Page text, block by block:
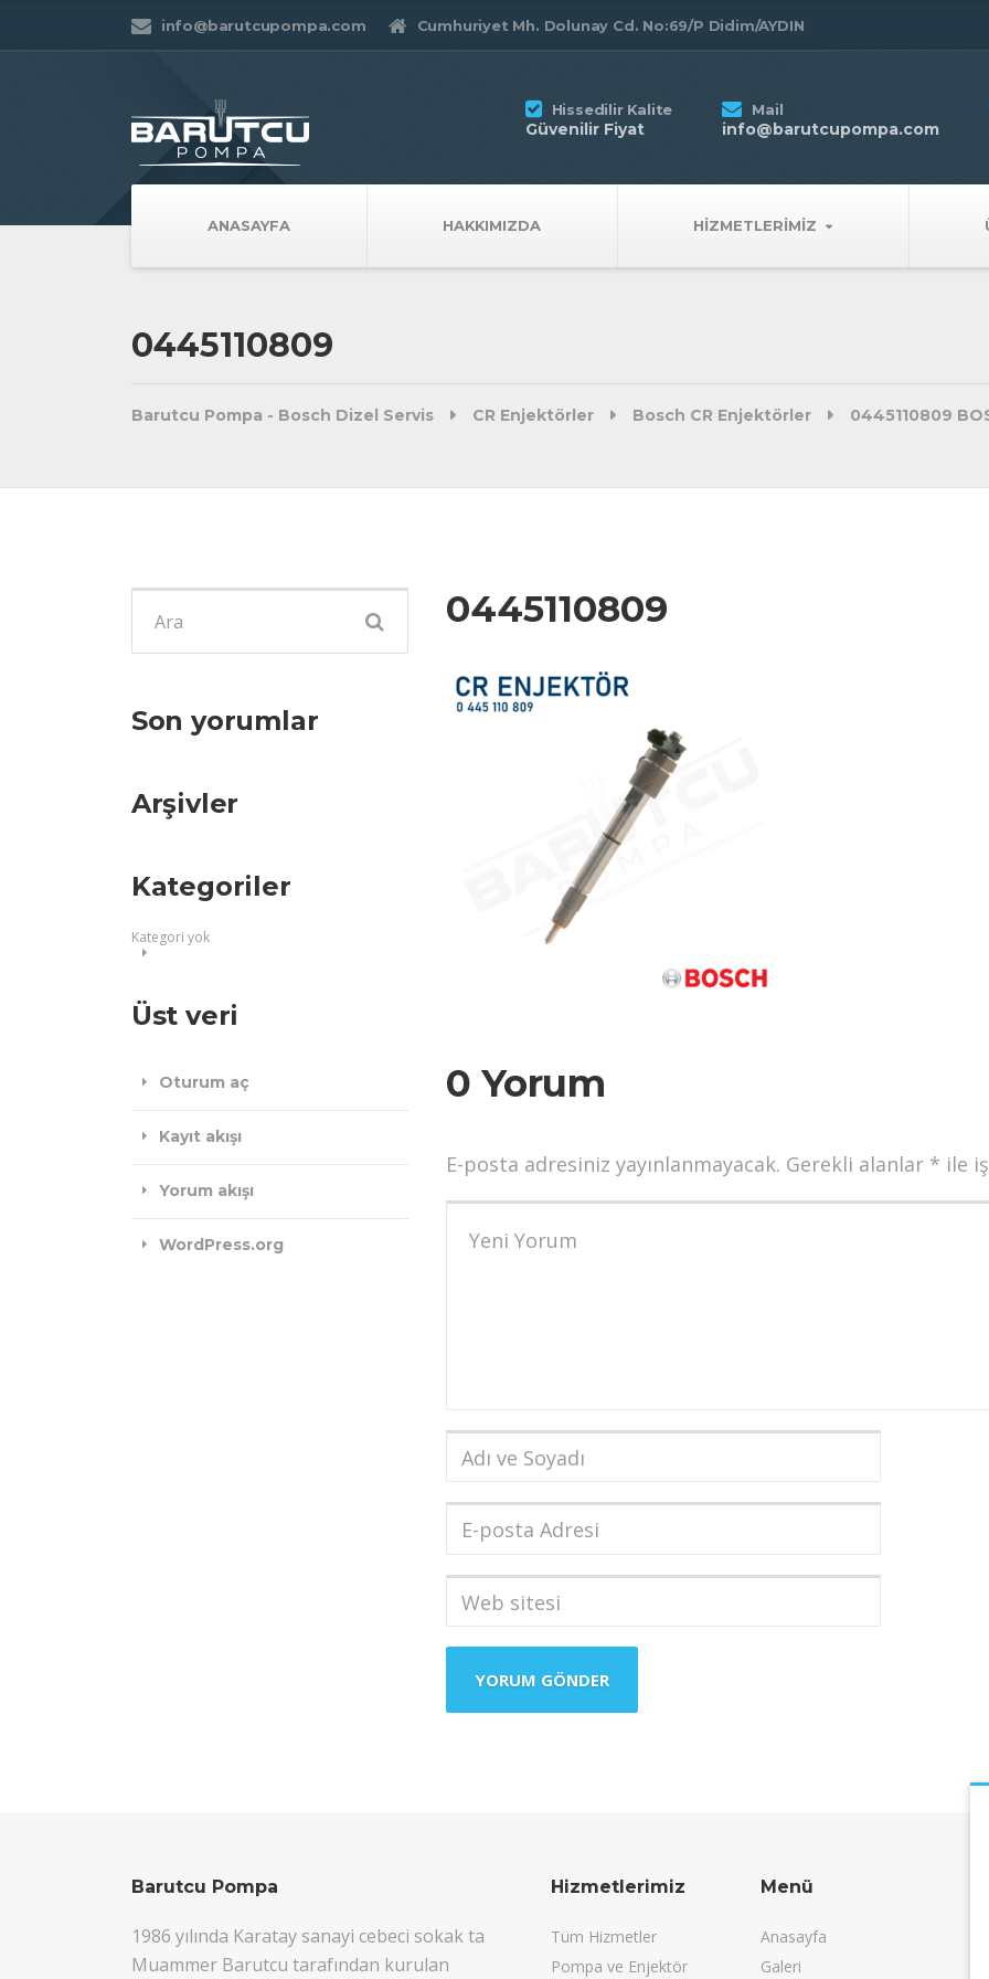
info@barutcupompa.com Cumhuriyet Mh. Dolunay Cd. No:69/P Didim/AYDIN
ANASAYFA HAKKIMIZDA HIZMETLERIMIZ
Hissedilir Kalite
Güvenilir Fiyat
Mail
info@barutcupompa.com
0445110809
Barutcu Pompa - Bosch Dizel Servis CR Enjektörler Bosch CR Enjektörler 0445110809
0445110809
0 Yorum
E-posta adresiniz yayınlanmayacak. Gerekli alanlar * ile
Adı
Soyadı*
Adresi*
Web
ara:
Son yorumlar
Arşivler
Kategoriler
Kategori yok
Üst veri
Oturum aç
Kayıt akışı
Yorum akışı
WordPress.org
Barutcu Pompa
1986 yılında Karatay sanayi cebeci sokak ta
Muammer Barutcu tarafından kurulan
Hizmetlerimiz
Tüm Hizmetler
Pompa ve Enjektör
Menü
Anasayfa
Galeri